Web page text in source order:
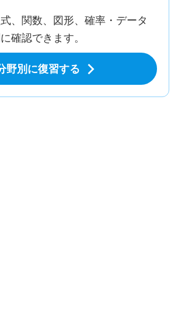
、関数、図形、確率・データ
確認できます。
野別に復習する